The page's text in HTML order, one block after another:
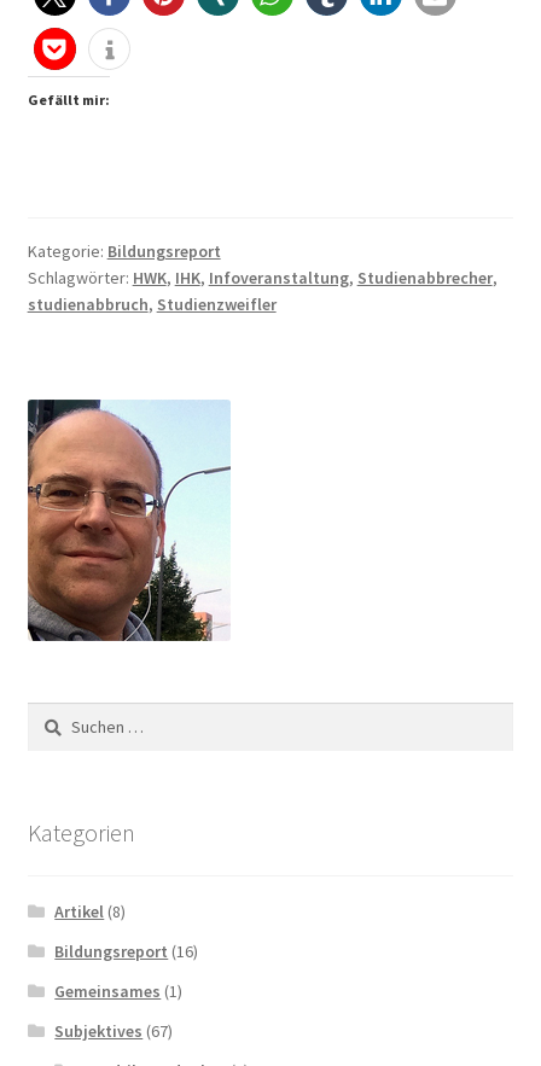
IHK
Gefällt mir:
Kategorie: Bildungsreport
Schlagwörter: HWK, IHK, Infoveranstaltung, Studienabbrecher,
studienabbruch, Studienzweifler
Suchen
nach:
Kategorien
Artikel (8)
Bildungsreport (16)
Gemeinsames (1)
Subjektives (67)